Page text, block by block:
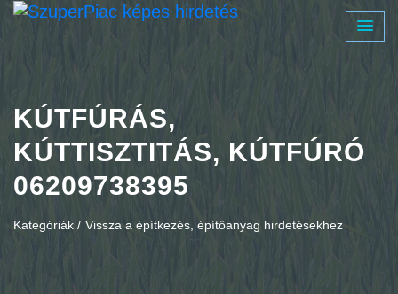
KÚTFÚRÁS,
KÚTTISZTITÁS, KÚTFÚRÓ
06209738395
Kategóriák / Vissza a építkezés, építőanyag hirdetésekhez